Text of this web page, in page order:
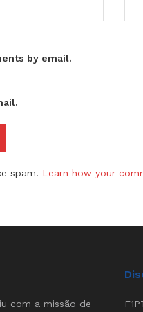
by email.
spam. Learn how your
com a missão de